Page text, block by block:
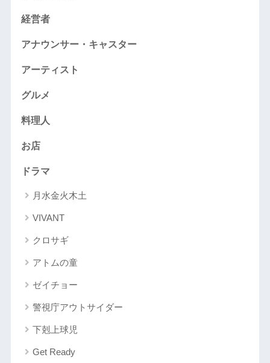
経営者
アナウンサー・キャスター
アーティスト
グルメ
料理人
お店
ドラマ
月水金火木土
VIVANT
クロサギ
アトムの童
ゼイチョー
警視庁アウトサイダー
下剋上球児
Get Ready